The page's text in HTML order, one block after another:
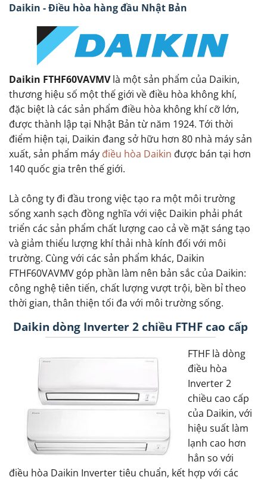
Daikin - Điều hòa hàng đầu Nhật Bản
Daikin FTHF60VAVMVlà một sản phẩm của Daikin,
thương hiệu số một thế giới về điều hòa không khí,
đặc biệt là các sản phẩm điều hòa không khí cỡ lớn,
được thành lập tại Nhật Bản từ năm 1924. Tới thời
điểm hiện tại, Daikin đang sở hữu hơn 80 nhà máy sản
xuất, sản phẩm máy điều hòa Daikin được bán tại hơn
140 quốc gia trên thế giới.
Là công ty đi đầu trong việc tạo ra một môi trường
sống xanh sạch đồng nghĩa với việc Daikin phải phát
triển các sản phẩm chất lượng cao cả về mặt sáng tạo
và giảm thiểu lượng khí thải nhà kính đối với môi
trường. Cùng với các sản phẩm khác, Daikin
FTHF60VAVMV góp phần làm nên bản sắc của Daikin:
công nghệ tiên tiến, chất lượng vượt trội, bền bỉ theo
thời gian, thân thiện tối đa với môi trường sống.
Daikin dòng Inverter 2 chiều FTHF cao cấp
FTHF là dòng
điều hòa
Inverter 2
chiều cao cấp
của Daikin, với
hiệu suất làm
lạnh cao hơn
hẳn so với
điều hòa Daikin Inverter tiêu chuẩn, kết hợp với các